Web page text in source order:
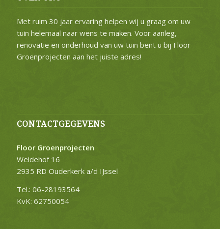
Met ruim 30 jaar ervaring helpen wij u graag om uw
tuin helemaal naar wens te maken. Voor aanleg,
renovatie en onderhoud van uw tuin bent u bij Floor
Groenprojecten aan het juiste adres!
CONTACTGEGEVENS
Floor Groenprojecten
Weidehof 16
2935 RD Ouderkerk a/d IJssel
Tel.: 06-28193564
KvK: 62750054